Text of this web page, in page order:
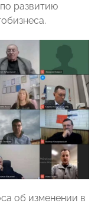
развитию
об изменении в